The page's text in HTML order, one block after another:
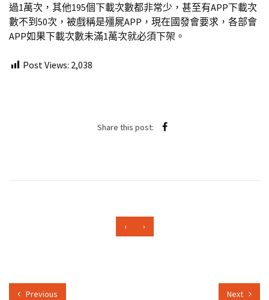
過1萬次，其他195個下載次數都非常少，甚至有APP下載次
數不到50次， 被戲稱是殭屍APP，現在國發會要求，各部會
APP如果下載次數未滿1萬次就必須下架 。
Post Views: 2,038
Share this post:
‹ ›
Previous Next